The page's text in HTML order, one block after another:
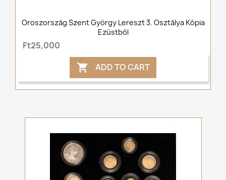
Oroszország Szent György Lereszt 3. Osztálya Kópia
Ezüstből
Ft25,000
 ADD TO CART